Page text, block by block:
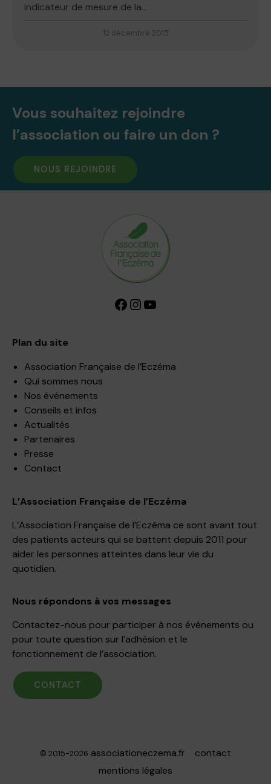
indicateur de mesure de la...
12 décembre 2015
Vous souhaitez rejoindre
l’association ou faire un don ?
NOUS REJOINDRE
Facebook InstagramYouTube
Plan du site
Association Française de l’Eczéma
Qui sommes nous
Nos événements
Conseils et infos
Actualités
Partenaires
Presse
Contact
L’Association Française de l’Eczéma
L’Association Française de l’Eczéma ce sont avant tout
des patients acteurs qui se battent depuis 2011 pour
aider les personnes atteintes dans leur vie du
quotidien.
Nous répondons à vos messages
Contactez-nous pour participer à nos événements ou
pour toute question sur l’adhésion et le
fonctionnement de l’association.
CONTACT
© 2015-2026 associationeczema.fr
contact
mentions légales